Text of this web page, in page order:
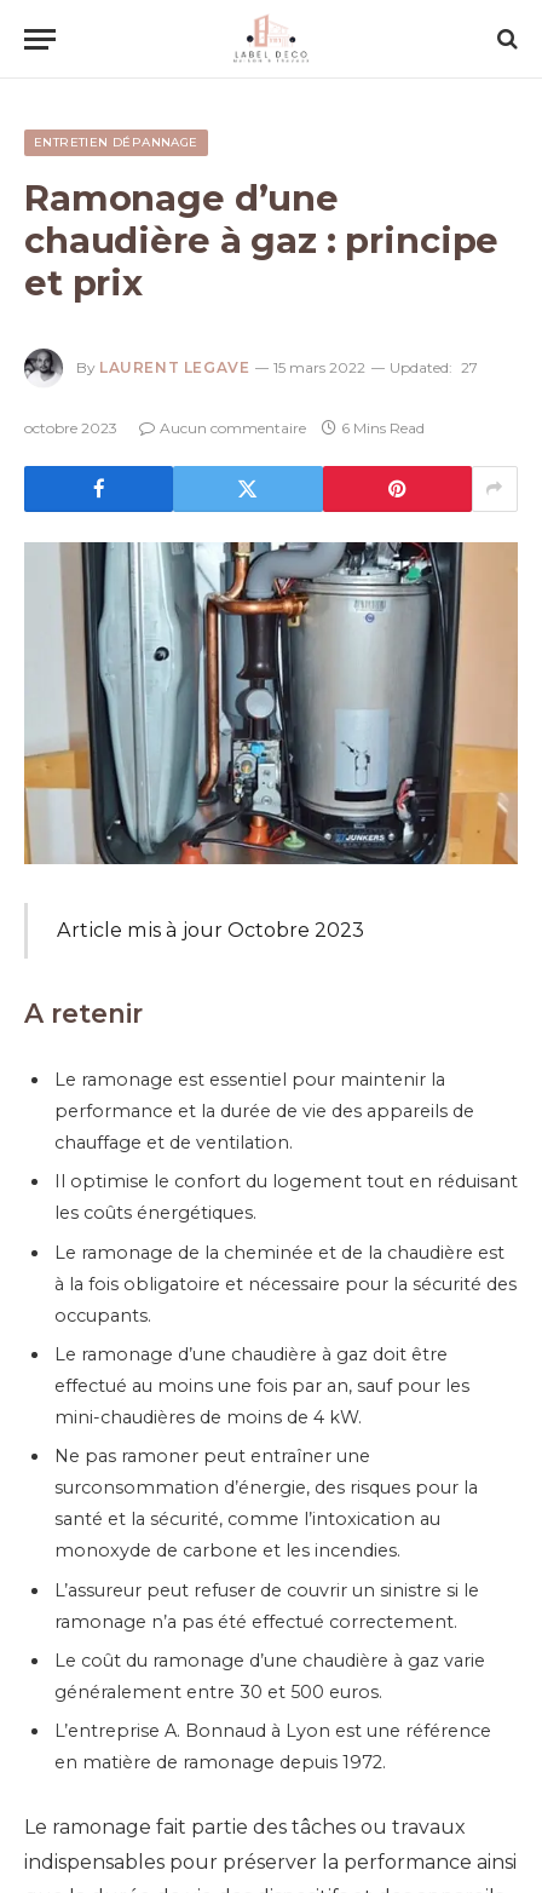
ENTRETIEN DÉPANNAGE
Ramonage d’une
chaudière à gaz : principe
et prix
By LAURENT LEGAVE 15 mars 2022 Updated: 27
octobre 2023 Aucun commentaire 6 Mins Read
Article mis à jour Octobre 2023
A retenir
Le ramonage est essentiel pour maintenir la
performance et la durée de vie des appareils de
chauffage et de ventilation.
Il optimise le confort du logement tout en réduisant
les coûts énergétiques.
Le ramonage de la cheminée et de la chaudière est
à la fois obligatoire et nécessaire pour la sécurité des
occupants.
Le ramonage d’une chaudière à gaz doit être
effectué au moins une fois par an, sauf pour les
mini-chaudières de moins de 4 kW.
Ne pas ramoner peut entraîner une
surconsommation d’énergie, des risques pour la
santé et la sécurité, comme l’intoxication au
monoxyde de carbone et les incendies.
L’assureur peut refuser de couvrir un sinistre si le
ramonage n’a pas été effectué correctement.
Le coût du ramonage d’une chaudière à gaz varie
généralement entre 30 et 500 euros.
L’entreprise A. Bonnaud à Lyon est une référence
en matière de ramonage depuis 1972.
Le ramonage fait partie des tâches ou travaux
indispensables pour préserver la performance ainsi